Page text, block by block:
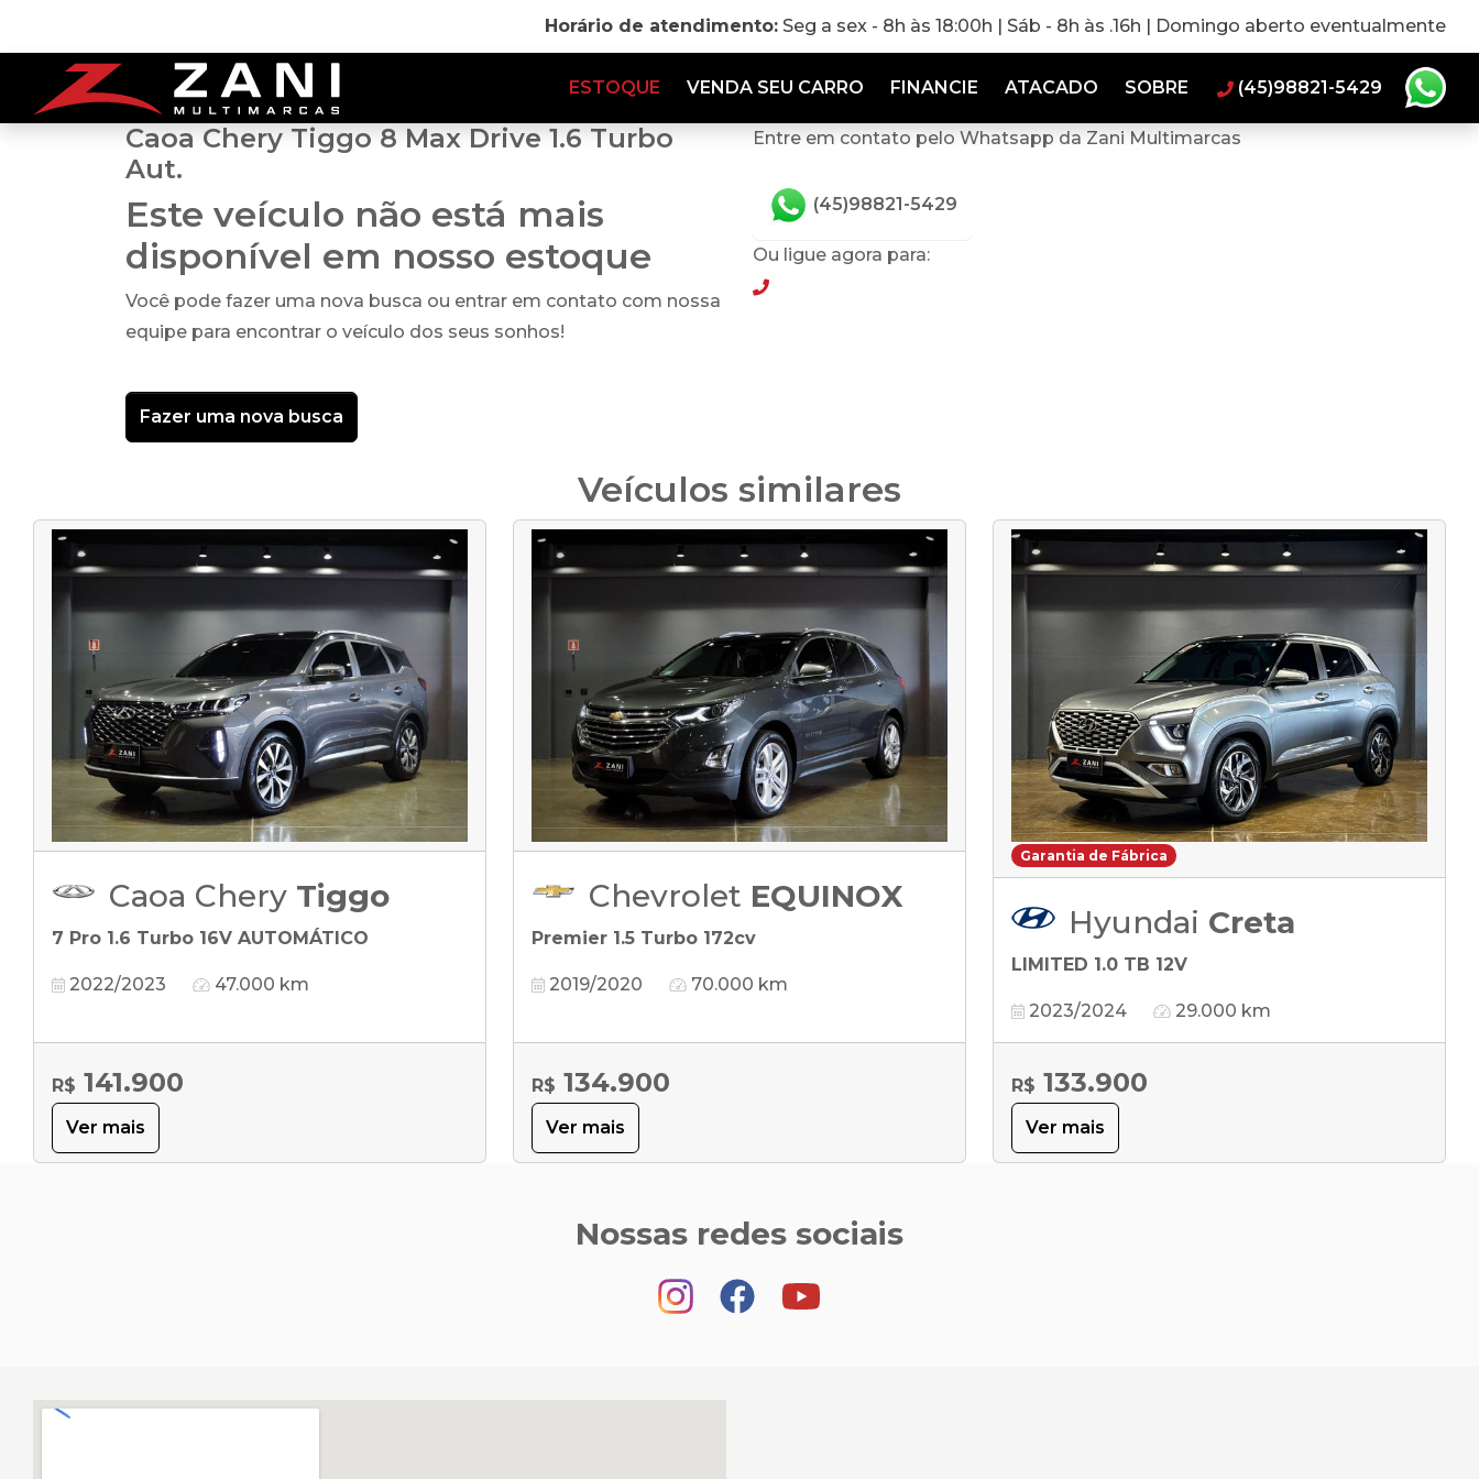
Horário de atendimento: Seg a sex - 8h às 18:00h | Sáb - 8h às .16h | Domingo aberto eventualmente
ESTOQUE VENDA SEU CARRO FINANCIE ATACADO SOBRE (45)98821-5429
Caoa Chery Tiggo 8 Max Drive 1.6 Turbo
Aut.
Este veículo não está mais
disponível em nosso estoque
Você pode fazer uma nova busca ou entrar em contato com nossa
equipe para encontrar o veículo dos seus sonhos!
Fazer uma nova busca
Entre em contato pelo Whatsapp da Zani Multimarcas
(45)98821-5429
Ou ligue agora para:
Veículos similares
Caoa Chery Tiggo
7 Pro 1.6 Turbo 16V AUTOMÁTICO
2022/2023 47.000 km
R$ 141.900
Ver mais
Chevrolet EQUINOX
Premier 1.5 Turbo 172cv
2019/2020 70.000 km
R$ 134.900
Ver mais
Garantia de Fábrica
Hyundai Creta
LIMITED 1.0 TB 12V
2023/2024 29.000 km
R$ 133.900
Ver mais
Nossas redes sociais